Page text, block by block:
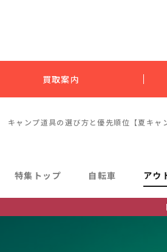
買取案内
キャンプ道具の選び方と優先順位【夏キャ
特集トップ 自転車 アウ
ピックアップ